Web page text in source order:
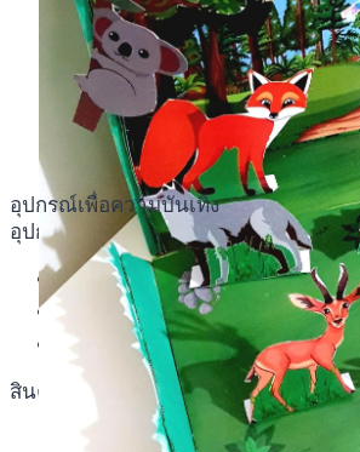
อุปกรณ์เพื่อความบันเทิง
อุปกรณ์เพื่อความบันเทิง
หูฟัง
ลำโพง
โทรทัศน์
สินค้าตามแบรนด์